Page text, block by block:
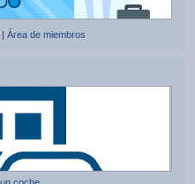
Área de miembros